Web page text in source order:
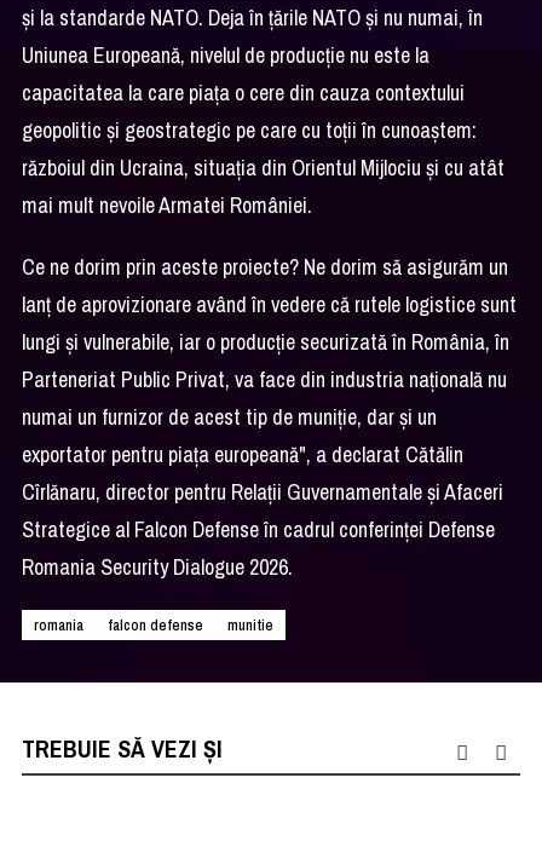
și la standarde NATO. Deja în țările NATO și nu numai, în
Uniunea Europeană, nivelul de producție nu este la
capacitatea la care piața o cere din cauza contextului
geopolitic și geostrategic pe care cu toții în cunoaștem:
războiul din Ucraina, situația din Orientul Mijlociu și cu atât
mai mult nevoile Armatei României.
Ce ne dorim prin aceste proiecte? Ne dorim să asigurăm un
lanț de aprovizionare având în vedere că rutele logistice sunt
lungi și vulnerabile, iar o producție securizată în România, în
Parteneriat Public Privat, va face din industria națională nu
numai un furnizor de acest tip de muniție, dar și un
exportator pentru piața europeană", a declarat Cătălin
Cîrlănaru, director pentru Relații Guvernamentale și Afaceri
Strategice al Falcon Defense în cadrul conferinţei Defense
Romania Security Dialogue 2026.
romania falcon defense munitie
TREBUIE SĂ VEZI ȘI